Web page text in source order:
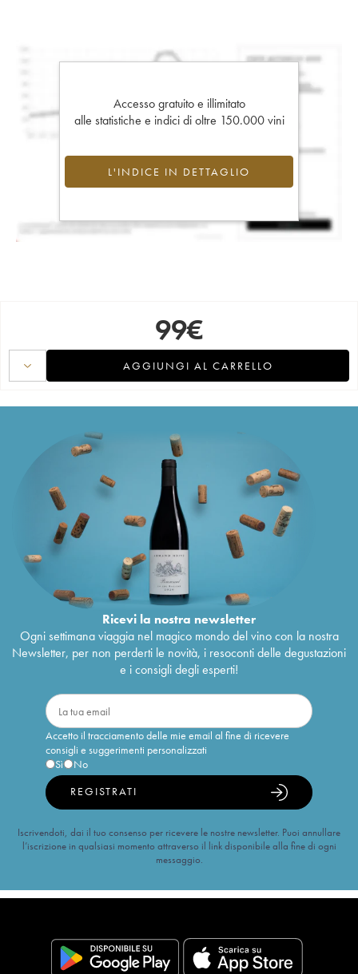
Accesso gratuito e illimitato
alle statistiche e indici di oltre 150.000 vini
L'INDICE IN DETTAGLIO
99€
AGGIUNGI AL CARRELLO
Ricevi la nostra newsletter
Ogni settimana viaggia nel magico mondo del vino con la nostra
Newsletter, per non perderti le novità, i resoconti delle degustazioni
e i consigli degli esperti!
Accetto il tracciamento delle mie email al fine di ricevere
consigli e suggerimenti personalizzati
Sì
No
REGISTRATI
Iscrivendoti, dai il tuo consenso per ricevere le nostre newsletter. Puoi annullare
l’iscrizione in qualsiasi momento attraverso il link disponibile alla fine di ogni
messaggio.